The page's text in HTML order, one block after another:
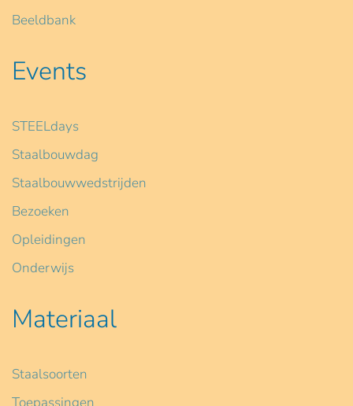
Beeldbank
Events
STEELdays
Staalbouwdag
Staalbouwwedstrijden
Bezoeken
Opleidingen
Onderwijs
Materiaal
Staalsoorten
Toepassingen